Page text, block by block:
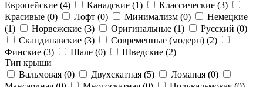
Европейские (4) Канадские (1) Классические (3)
Красивые (0) Лофт (0) Минимализм (0)
Немецкие
(1) Норвежские (3) Оригинальные (1) Русский (0)
Скандинавские (3) Современные (модерн) (2)
Финские (3) Шале (0) Шведские (2)
Тип крыши
Вальмовая (0) Двухскатная (5) Ломаная (0)